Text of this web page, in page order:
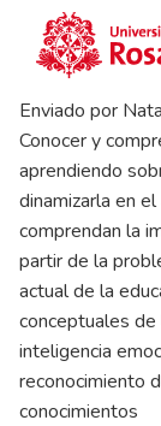
Pasar al contenido
Enviado por
Conocer y
aprendiendo
dinamizarla en
comprendan la
partir de la
actual de la
conceptuales
inteligencia
reconocimiento
conocimientos